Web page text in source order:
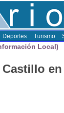
Deportes Turismo
Local)